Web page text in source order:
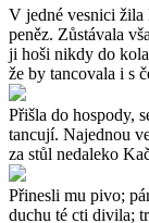
V jedné vesnici žila
peněz. Zůstávala
ji hoši nikdy do
že by tancovala i s
Přišla do hospody,
tancují. Najednou
za stůl nedaleko
Přinesli mu pivo;
duchu té cti divila;